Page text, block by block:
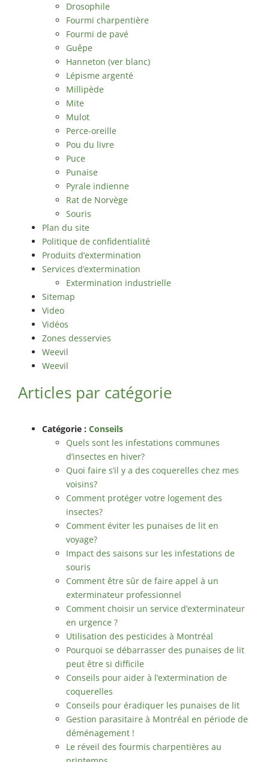
Drosophile
Fourmi charpentière
Fourmi de pavé
Guêpe
Hanneton (ver blanc)
Lépisme argenté
Millipède
Mite
Mulot
Perce-oreille
Pou du livre
Puce
Punaise
Pyrale indienne
Rat de Norvège
Souris
Plan du site
Politique de confidentialité
Produits d’extermination
Services d’extermination
Extermination industrielle
Sitemap
Video
Vidéos
Zones desservies
Weevil
Weevil
Articles par catégorie
Catégorie : Conseils
Quels sont les infestations communes
d’insectes en hiver?
Quoi faire s’il y a des coquerelles chez mes
voisins?
Comment protéger votre logement des
insectes?
Comment éviter les punaises de lit en
voyage?
Impact des saisons sur les infestations de
souris
Comment être sûr de faire appel à un
exterminateur professionnel
Comment choisir un service d’exterminateur
en urgence ?
Utilisation des pesticides à Montréal
Pourquoi se débarrasser des punaises de lit
peut être si difficile
Conseils pour aider à l’extermination de
coquerelles
Conseils pour éradiquer les punaises de lit
Gestion parasitaire à Montréal en période de
déménagement !
Le réveil des fourmis charpentières au